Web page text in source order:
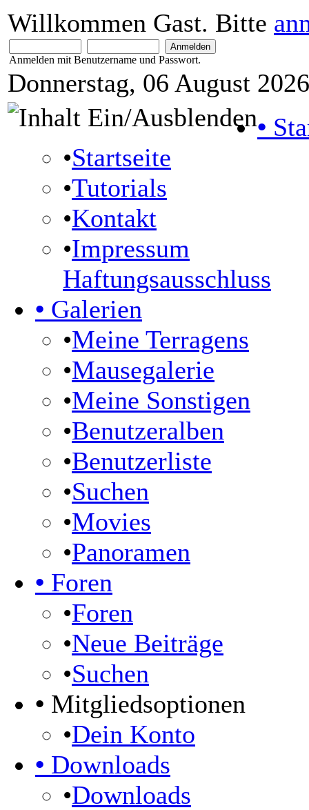
Willkommen Gast. Bitte
Anmelden mit Benutzername und Passwort.
Donnerstag, 06 August
•
•Startseite
•Tutorials
•Kontakt
•Impressum
Haftungsausschluss
• Galerien
•Meine Terragens
•Mausegalerie
•Meine Sonstigen
•Benutzeralben
•Benutzerliste
•Suchen
•Movies
•Panoramen
• Foren
•Foren
•Neue Beiträge
•Suchen
• Mitgliedsoptionen
•Dein Konto
• Downloads
•Downloads